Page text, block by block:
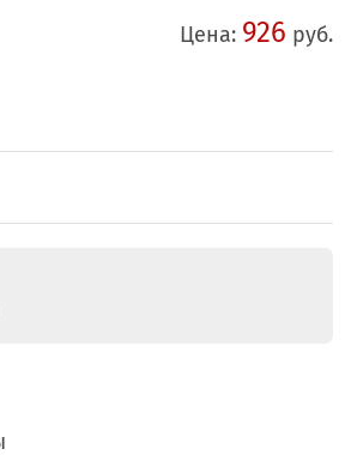
Цена: 926 руб.